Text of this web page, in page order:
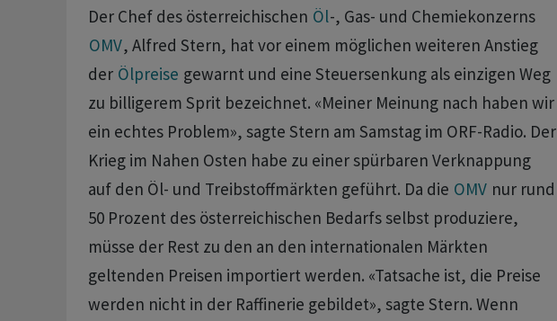
Der Chef des österreichischen Öl-, Gas- und Chemiekonzerns
OMV, Alfred Stern, hat vor einem möglichen weiteren Anstieg
der Ölpreise gewarnt und eine Steuersenkung als einzigen Weg
zu billigerem Sprit bezeichnet. «Meiner Meinung ‌nach haben ⁠wir
ein echtes Problem», sagte Stern am Samstag im ORF-Radio. Der
Krieg im Nahen Osten habe zu ⁠einer spürbaren Verknappung
auf den Öl- und Treibstoffmärkten geführt. Da die OMV nur rund
50 Prozent des österreichischen Bedarfs selbst produziere,
müsse der ‌Rest zu den an den internationalen Märkten
geltenden Preisen importiert werden. «Tatsache ist, die Preise
‌werden nicht in der Raffinerie gebildet», sagte Stern. Wenn ​